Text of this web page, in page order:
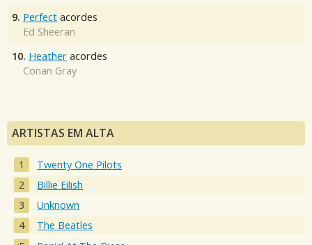
9. Perfect acordes
Ed Sheeran
10. Heather acordes
Conan Gray
ARTISTAS EM ALTA
Twenty One Pilots
Billie Eilish
Unknown
The Beatles